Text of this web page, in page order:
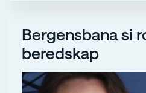
Bergensbana si
beredskap